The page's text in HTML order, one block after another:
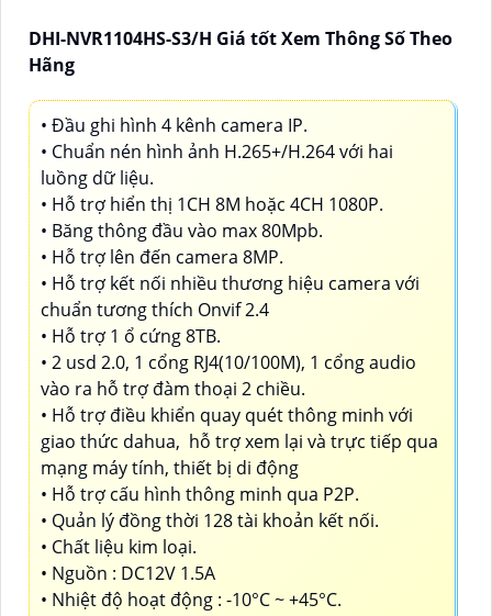
DHI-NVR1104HS-S3/H Giá tốt Xem Thông Số Theo
Hãng
• Đầu ghi hình 4 kênh camera IP.
• Chuẩn nén hình ảnh H.265+/H.264 với hai
luồng dữ liệu.
• Hỗ trợ hiển thị 1CH 8M hoặc 4CH 1080P.
• Băng thông đầu vào max 80Mpb.
• Hỗ trợ lên đến camera 8MP.
• Hỗ trợ kết nối nhiều thương hiệu camera với
chuẩn tương thích Onvif 2.4
• Hỗ trợ 1 ổ cứng 8TB.
• 2 usd 2.0, 1 cổng RJ4(10/100M), 1 cổng audio
vào ra hỗ trợ đàm thoại 2 chiều.
• Hỗ trợ điều khiển quay quét thông minh với
giao thức dahua, hỗ trợ xem lại và trực tiếp qua
mạng máy tính, thiết bị di động
• Hỗ trợ cấu hình thông minh qua P2P.
• Quản lý đồng thời 128 tài khoản kết nối.
• Chất liệu kim loại.
• Nguồn : DC12V 1.5A
• Nhiệt độ hoạt động : -10°C ~ +45°C.